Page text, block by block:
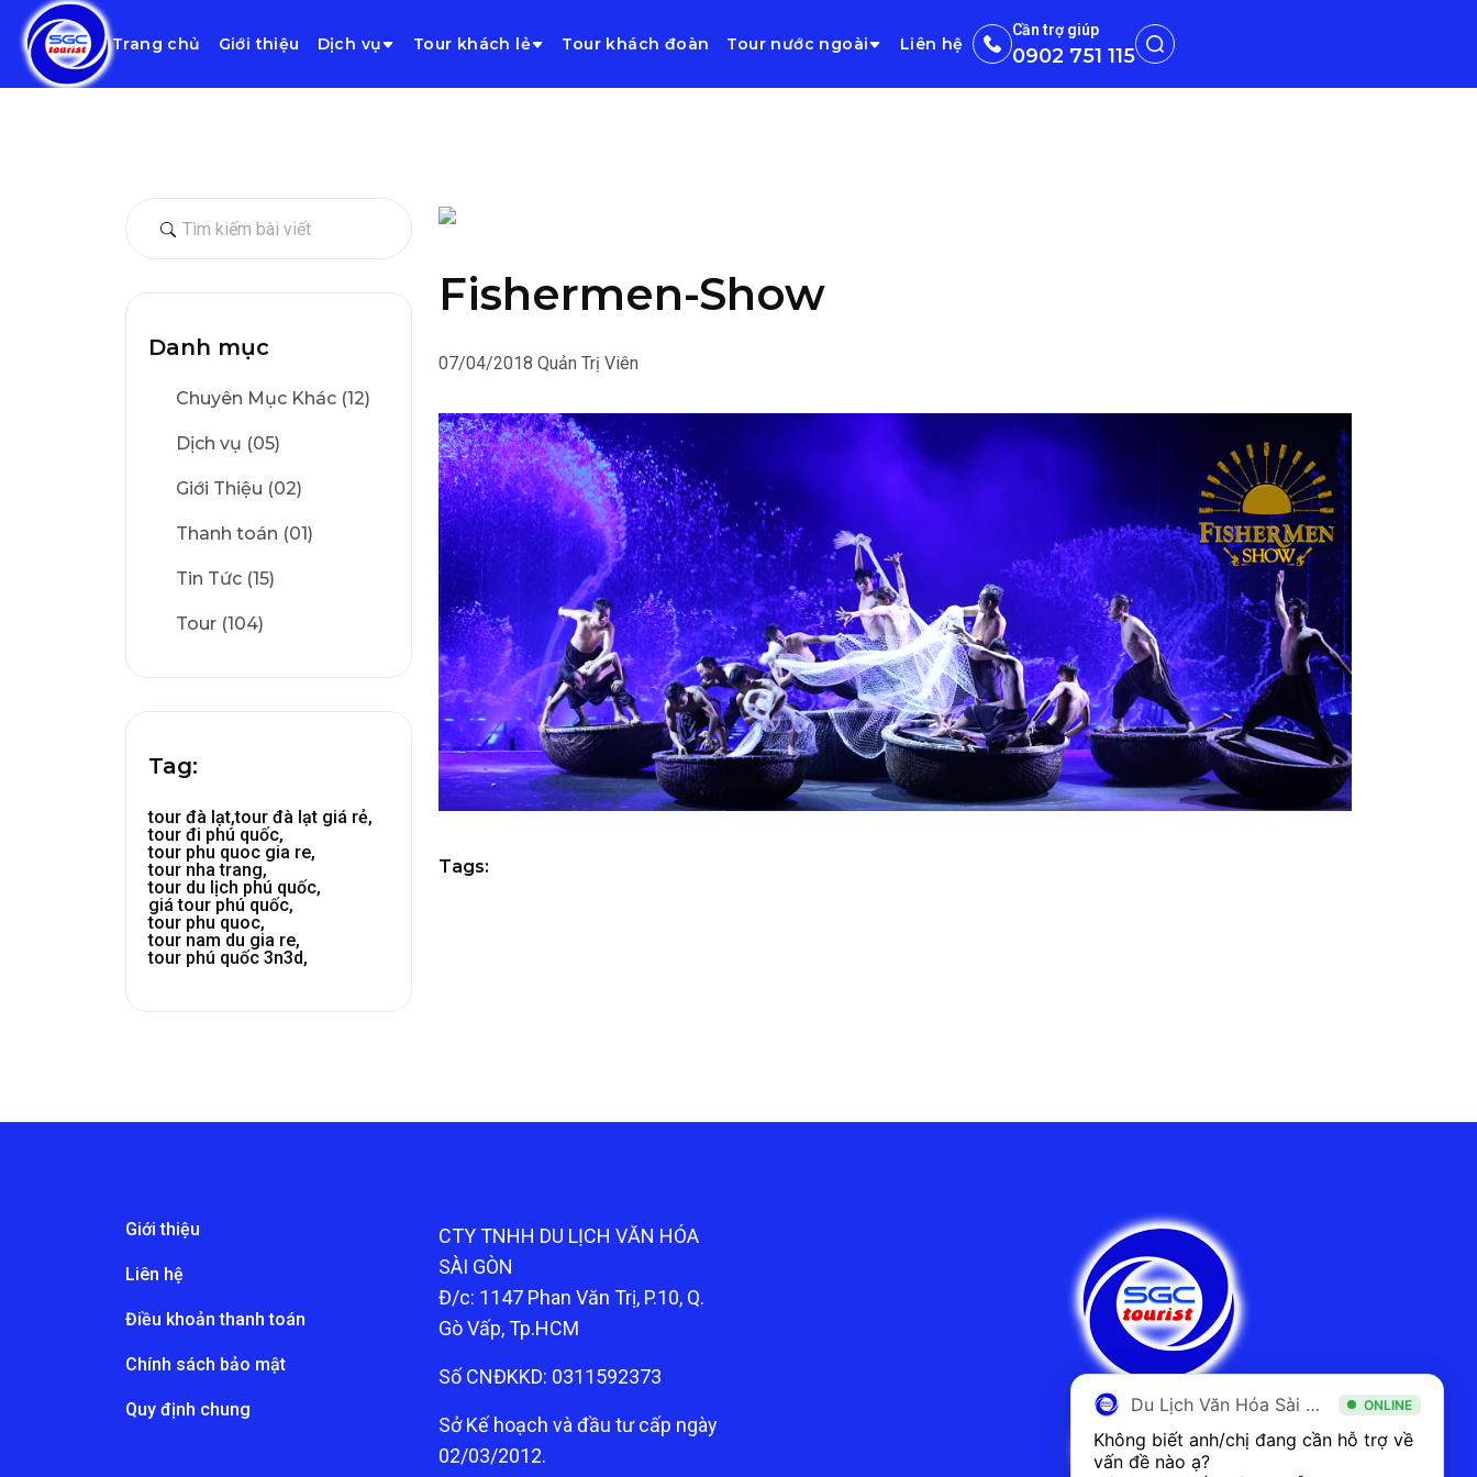
Trang chủ Giới thiệu Dịch vụ Tour khách lẻ Tour khách đoàn Tour nước ngoài Liên hệ
Cần trợ giúp
0902 751 115
Danh mục
Chuyên Mục Khác (12)
Dịch vụ (05)
Giới Thiệu (02)
Thanh toán (01)
Tin Tức (15)
Tour (104)
Tag:
tour đà lạt,tour đà lạt giá rẻ,
tour đi phú quốc,
tour phu quoc gia re,
tour nha trang,
tour du lịch phú quốc,
giá tour phú quốc,
tour phu quoc,
tour nam du gia re,
tour phú quốc 3n3d,
Fishermen-Show
07/04/2018 Quản Trị Viên
Tags:
Giới thiệu
Liên hệ
Điều khoản thanh toán
Chính sách bảo mật
Quy định chung
CTY TNHH DU LỊCH VĂN HÓA
SÀI GÒN
Đ/c: 1147 Phan Văn Trị, P.10, Q.
Gò Vấp, Tp.HCM
Số CNĐKKD: 0311592373
Sở Kế hoạch và đầu tư cấp ngày
02/03/2012.
Du Lịch Văn Hóa Sài Gòn ONLINE
Không biết anh/chị đang cần hỗ trợ về
vấn đề nào ạ?